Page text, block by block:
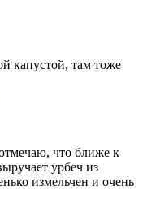
капустой, там тоже
что ближе к
урбеч из
измельчен и очень